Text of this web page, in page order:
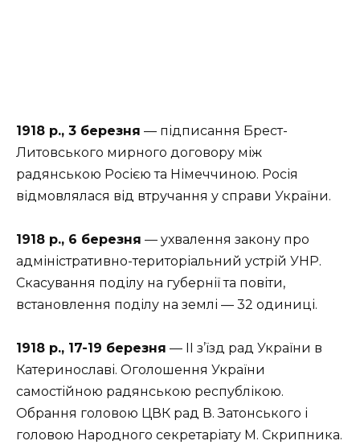
1918 р., 3 березня — підписання Брест-
Литовського мирного договору між
радянською Росією та Німеччиною. Росія
відмовлялася від втручання у справи України.
1918 р., 6 березня — ухвалення закону про
адміністративно-територіальний устрій УНР.
Скасування поділу на губернії та повіти,
встановлення поділу на землі — 32 одиниці.
1918 р., 17-19 березня — II з’їзд рад України в
Катеринославі. Оголошення України
самостійною радянською республікою.
Обрання головою ЦВК рад В. Затонського і
головою Народного секретаріату М. Скрипника.